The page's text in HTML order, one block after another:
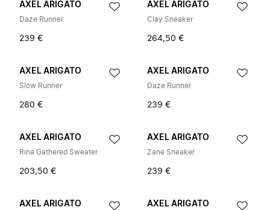
AXEL ARIGATO
Daze Runner
239 €
AXEL ARIGATO
Clay Sneaker
264,50 €
AXEL ARIGATO
Slow Runner
280 €
AXEL ARIGATO
Daze Runner
239 €
AXEL ARIGATO
Rina Gathered Sweater
203,50 €
AXEL ARIGATO
Zane Sneaker
239 €
AXEL ARIGATO AXEL ARIGATO